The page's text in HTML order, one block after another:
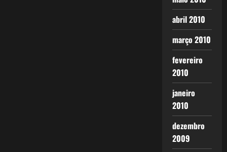
abril 2010
março 2010
fevereiro
2010
janeiro
2010
dezembro
2009